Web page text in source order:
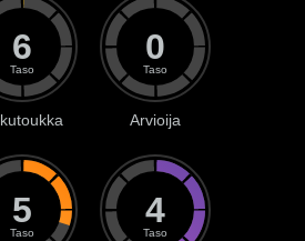
6
Taso
0
Taso
Arvioija
5
Taso
4
Taso